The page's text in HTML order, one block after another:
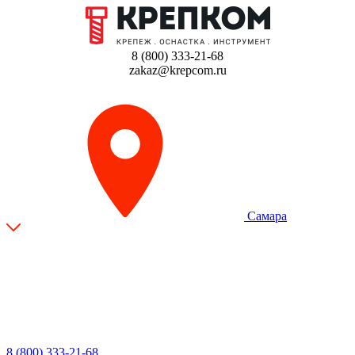
8 (800) 333-21-68
zakaz@krepcom.ru
Самара
8 (800) 333-21-68